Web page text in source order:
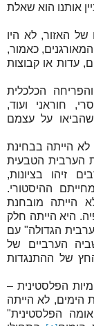
אותנו הוא שאלת
האזור, לא היו
כאמור,
עדות או קבוצות
הכלכלית
חוראני ועוד,
שהביאו על עצמם
1948 והן לאחריה, לא הייתה בבחינת
הערבית הטבעית
זיהו בציונות,
ההיסטורי.
הייתה מובחנת
היא הייתה חלק
הגדולה" עם
הערביים של
של ההתנגדות
הפלסטינית –
למלחמת ששת הימים, לא הייתה
הפלסטינית"